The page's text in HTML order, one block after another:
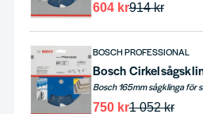
914 kr
604 kr
BOSCH PROFESSIONAL
1 052 kr
750 kr